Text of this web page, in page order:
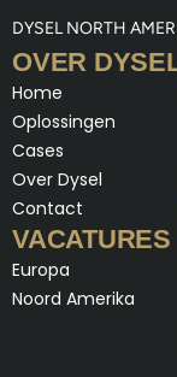
DYSEL NORTH
OVER
Home
Oplossingen
Cases
Over Dysel
Contact
VACATURES
Europa
Noord Amerika